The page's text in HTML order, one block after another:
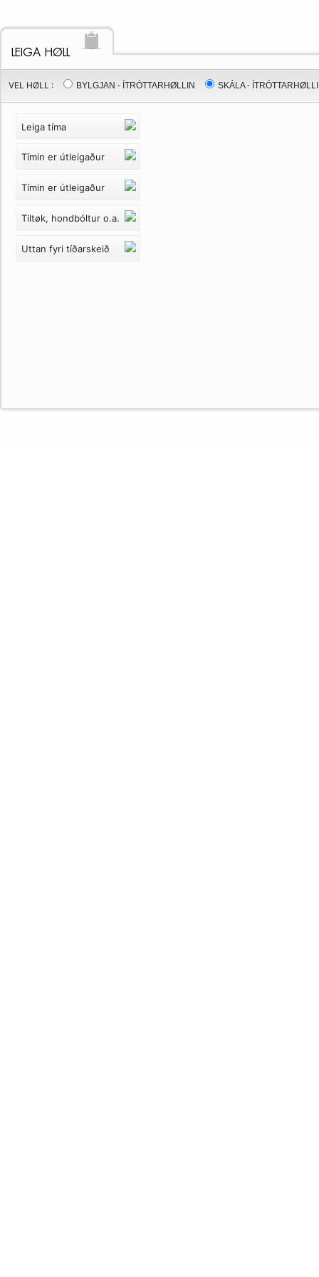
LEIGA HØLL
VEL HØLL : BYLGJAN - ÍTRÓTTARHØLLIN SKÁLA -
Leiga tíma
Tímin er útleigaður
Tímin er útleigaður
Tiltøk, hondbóltur o.a.
Uttan fyri tíðarskeið